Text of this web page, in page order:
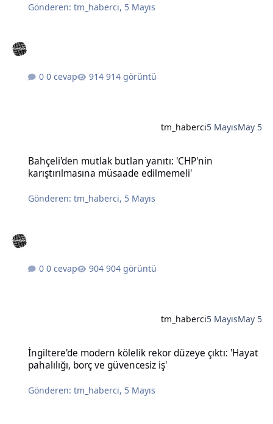
Gönderen:tm_haberci, 5 Mayıs
0 cevap 914 görüntü
tm_haberci5 MayısMay 5
Bahçeli'den mutlak butlan yanıtı: 'CHP'nin
karıştırılmasına müsaade edilmemeli'
Gönderen:tm_haberci, 5 Mayıs
0 cevap 904 görüntü
tm_haberci5 MayısMay 5
İngiltere'de modern kölelik rekor düzeye çıktı: 'Hayat
pahalılığı, borç ve güvencesiz iş'
Gönderen:tm_haberci, 5 Mayıs